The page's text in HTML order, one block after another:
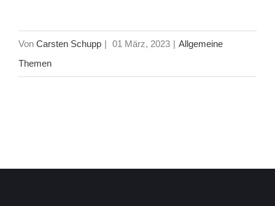
Von Carsten Schupp | 01 März, 2023 | Allgemeine
Themen